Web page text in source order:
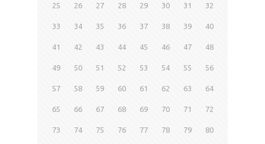
25 26 27 28 29 30 31 32
33 34 35 36 37 38 39 40
41 42 43 44 45 46 47 48
49 50 51 52 53 54 55 56
57 58 59 60 61 62 63 64
65 66 67 68 69 70 71 72
73 74 75 76 77 78 79 80